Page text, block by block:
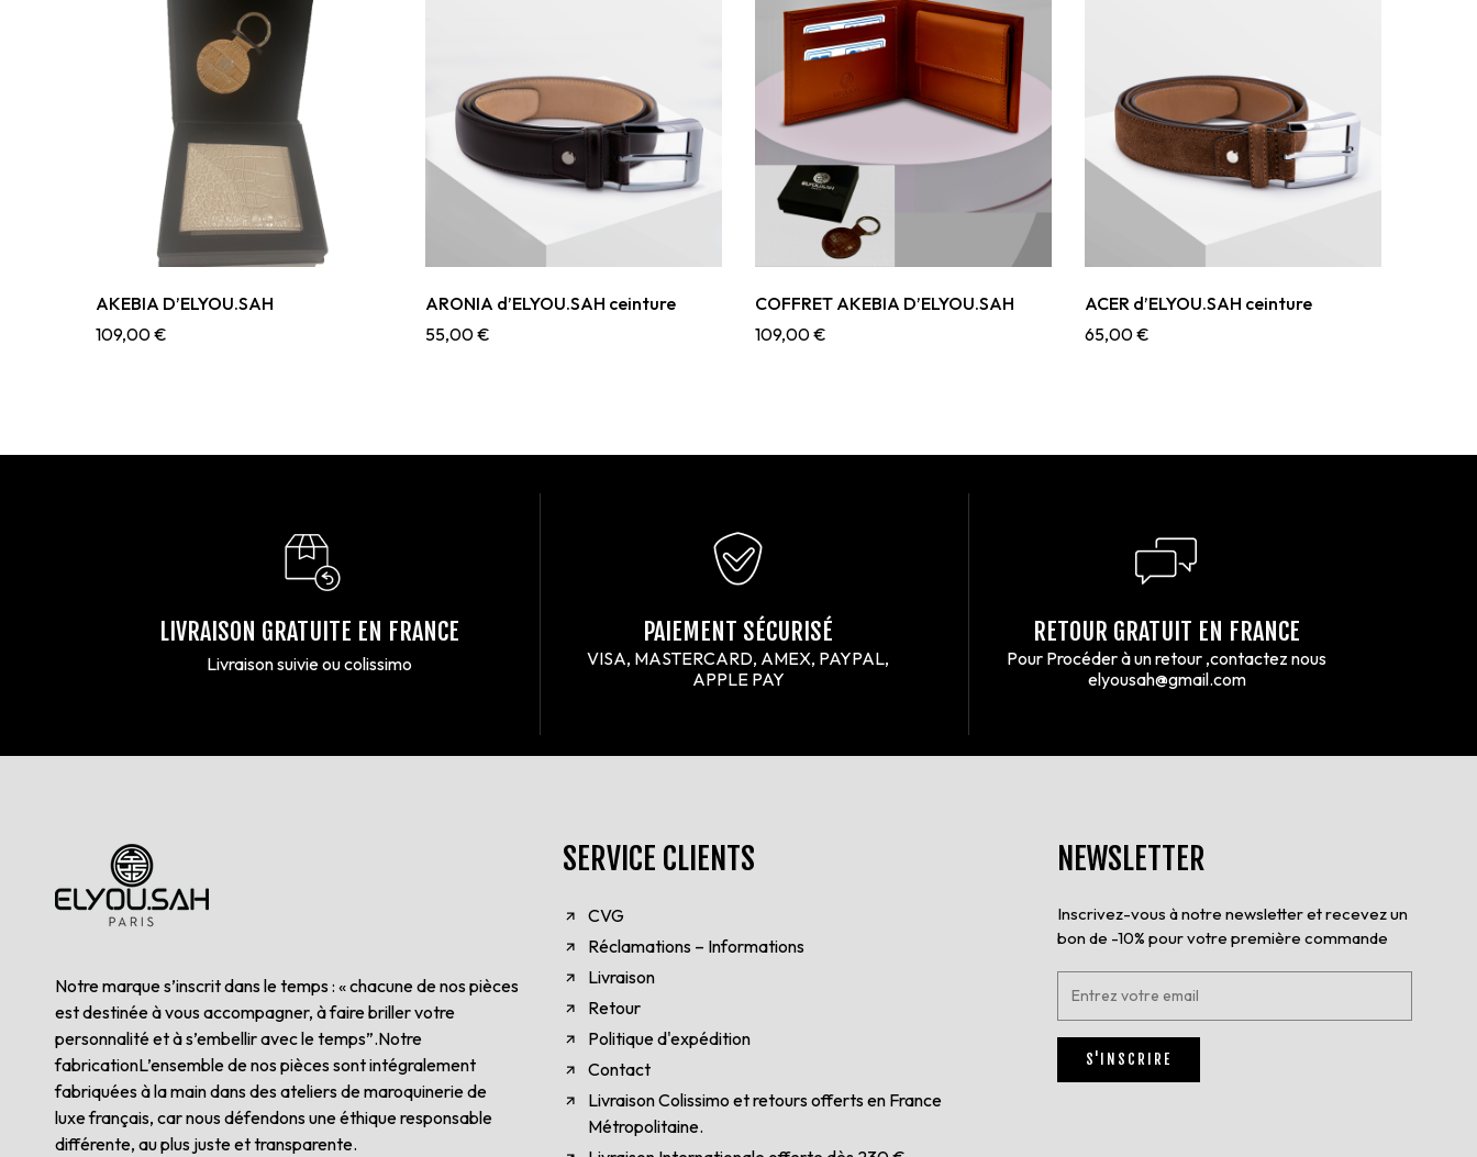
AKEBIA D’ELYOU.SAH
109,00€
ARONIA d’ELYOU.SAH ceinture
55,00€
COFFRET AKEBIA D’ELYOU.SAH
109,00€
ACER d’ELYOU.SAH ceinture
65,00€
LIVRAISON GRATUITE EN FRANCE
Livraison suivie ou colissimo
PAIEMENT SÉCURISÉ
VISA, MASTERCARD, AMEX, PAYPAL,
APPLE PAY
RETOUR GRATUIT EN FRANCE
Pour Procéder à un retour ,contactez nous
elyousah@gmail.com
Notre marque s’inscrit dans le temps : « chacune de nos pièces
est destinée à vous accompagner, à faire briller votre
personnalité et à s’embellir avec le temps”.Notre
fabricationL’ensemble de nos pièces sont intégralement
fabriquées à la main dans des ateliers de maroquinerie de
luxe français, car nous défendons une éthique responsable
différente, au plus juste et transparente.
SERVICE CLIENTS
CVG
Réclamations – Informations
Livraison
Retour
Politique d'expédition
Contact
Livraison Colissimo et retours offerts en France
Métropolitaine.
NEWSLETTER
Inscrivez-vous à notre newsletter et recevez un
bon de -10% pour votre première commande
E
t
r
z
S'INSCRIRE